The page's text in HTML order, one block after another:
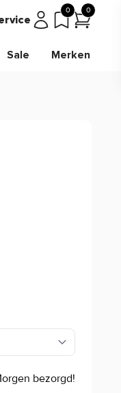
0 0
Sale Merken
bezorgd!